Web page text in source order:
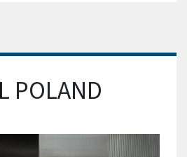
POLAND